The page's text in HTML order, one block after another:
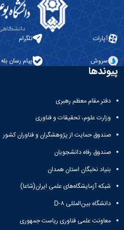
آپارات تلگرام
سروش پیام رسان بله
پیوندها
دفتر مقام معظم رهبری
وزارت علوم، تحقیقات و فناوری
صندوق حمایت از پژوهشگران و فناوران کشور
صندوق رفاه دانشجویان
بنیاد نخبگان استان همدان
شبکه آزمایشگاه‌های علمی ایران(شاعا)
دانشگاه بین‌المللی D-۸
معاونت علمی فناوری ریاست جمهوری